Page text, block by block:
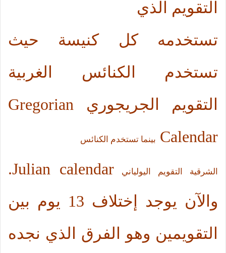
التقويم الذي
تستخدمه كل كنيسة حيث
تستخدم الكنائس الغربية
التقويم الجريجوري Gregorian
Calendar بينما تستخدم الكنائس
الشرقية التقويم اليولياني Julian calendar
.
والآن يوجد إختلاف 13 يوم بين
التقويمين وهو الفرق الذي نجده